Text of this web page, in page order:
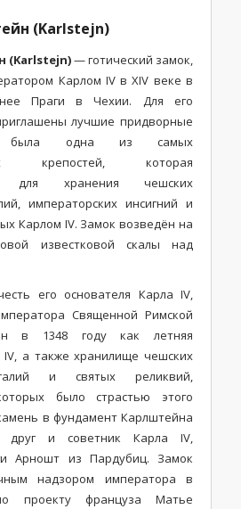
(Karlstejn)
(Karlstejn)— готический замок,
Карлом IV в XIV веке в
Праги в Чехии. Для его
лучшие придворные
была одна из самых
крепостей, которая
для хранения чешских
императорских инсигний и
Карлом IV. Замок возведён на
известковой скалы над
его основателя Карла IV,
Священной Римской
в 1348 году как летняя
IV, а также хранилище чешских
и святых реликвий,
было страстью этого
в фундамент Карлштейна
друг и советник Карла IV,
Арношт из Пардубиц. Замок
надзором императора в
проекту француза Матье